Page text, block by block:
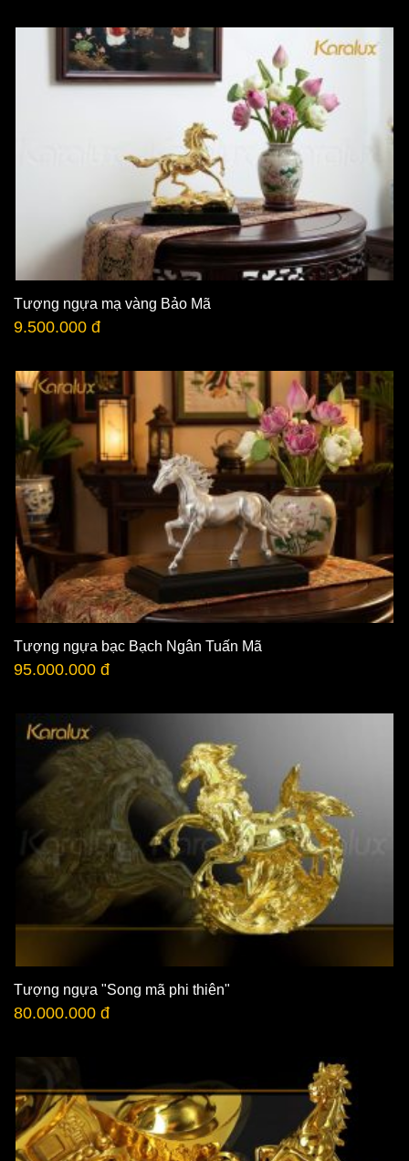
Tượng ngựa mạ vàng Bảo Mã
9.500.000 đ
Tượng ngựa bạc Bạch Ngân Tuấn Mã
95.000.000 đ
Tượng ngựa "Song mã phi thiên"
80.000.000 đ